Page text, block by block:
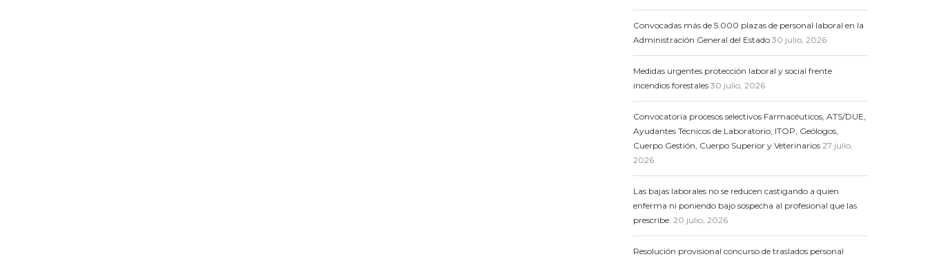
Convocadas más de 5.000 plazas de personal laboral en la
Administración General del Estado 30 julio, 2026
Medidas urgentes protección laboral y social frente
incendios forestales 30 julio, 2026
Convocatoria procesos selectivos Farmacéuticos, ATS/DUE,
Ayudantes Técnicos de Laboratorio, ITOP, Geólogos,
Cuerpo Gestión, Cuerpo Superior y Veterinarios 27 julio,
2026
Las bajas laborales no se reducen castigando a quien
enferma ni poniendo bajo sospecha al profesional que las
prescribe. 20 julio, 2026
Resolución provisional concurso de traslados personal